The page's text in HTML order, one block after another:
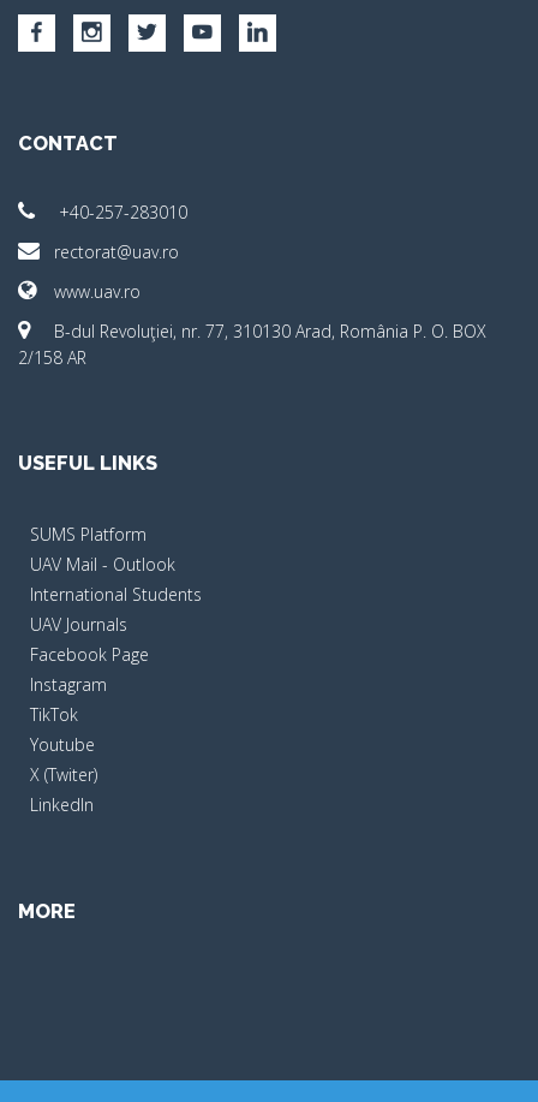
CONTACT
+40-257-283010
rectorat@uav.ro
www.uav.ro
B-dul Revoluţiei, nr. 77, 310130 Arad, România P. O. BOX
2/158 AR
USEFUL LINKS
SUMS Platform
UAV Mail - Outlook
International Students
UAV Journals
Facebook Page
Instagram
TikTok
Youtube
X (Twiter)
LinkedIn
MORE